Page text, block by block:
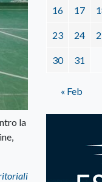
la
16 17
23 24
30 31
« Feb